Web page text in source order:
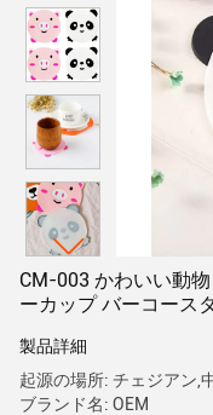
CM-003 かわいい動
ーカップ バーコース
製品詳細
起源の場所: チェジアン,
ブランド名: OEM